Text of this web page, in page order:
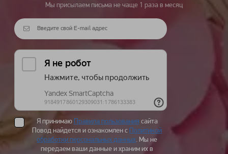
Мы присылаем письма не чаще 1 раза в месяц
Я принимаю Правила пользования сайта
Повод найдется и ознакомлен с Политикой
обработки персональных данных. Мы не
передаем ваши данные и храним их в